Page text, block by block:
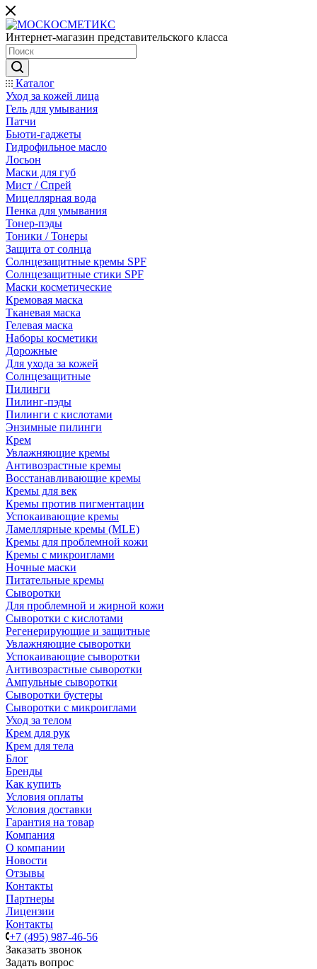
Интернет-магазин представительского класса
Каталог
Уход за кожей лица
Гель для умывания
Патчи
Бьюти-гаджеты
Гидрофильное масло
Лосьон
Маски для губ
Мист / Спрей
Мицеллярная вода
Пенка для умывания
Тонер-пэды
Тоники / Тонеры
Защита от солнца
Солнцезащитные кремы SPF
Солнцезащитные стики SPF
Маски косметические
Кремовая маска
Тканевая маска
Гелевая маска
Наборы косметики
Дорожные
Для ухода за кожей
Солнцезащитные
Пилинги
Пилинг-пэды
Пилинги с кислотами
Энзимные пилинги
Крем
Увлажняющие кремы
Антивозрастные кремы
Восстанавливающие кремы
Кремы для век
Кремы против пигментации
Успокаивающие кремы
Ламеллярные кремы (MLE)
Кремы для проблемной кожи
Кремы с микроиглами
Ночные маски
Питательные кремы
Сыворотки
Для проблемной и жирной кожи
Сыворотки с кислотами
Регенерирующие и защитные
Увлажняющие сыворотки
Успокаивающие сыворотки
Антивозрастные сыворотки
Ампульные сыворотки
Сыворотки бустеры
Сыворотки с микроиглами
Уход за телом
Крем для рук
Крем для тела
Блог
Бренды
Как купить
Условия оплаты
Условия доставки
Гарантия на товар
Компания
О компании
Новости
Отзывы
Контакты
Партнеры
Лицензии
Контакты
+7 (495) 987-46-56
Заказать звонок
Задать вопрос